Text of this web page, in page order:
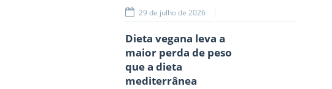
29 de julho de 2026
Dieta vegana leva a
maior perda de peso
que a dieta
mediterrânea